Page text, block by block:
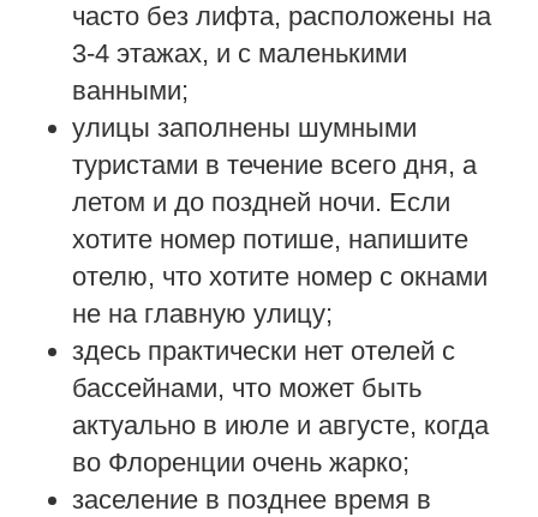
часто без лифта, расположены на
3-4 этажах, и с маленькими
ванными;
улицы заполнены шумными
туристами в течение всего дня, а
летом и до поздней ночи. Если
хотите номер потише, напишите
отелю, что хотите номер с окнами
не на главную улицу;
здесь практически нет отелей с
бассейнами, что может быть
актуально в июле и августе, когда
во Флоренции очень жарко;
заселение в позднее время в